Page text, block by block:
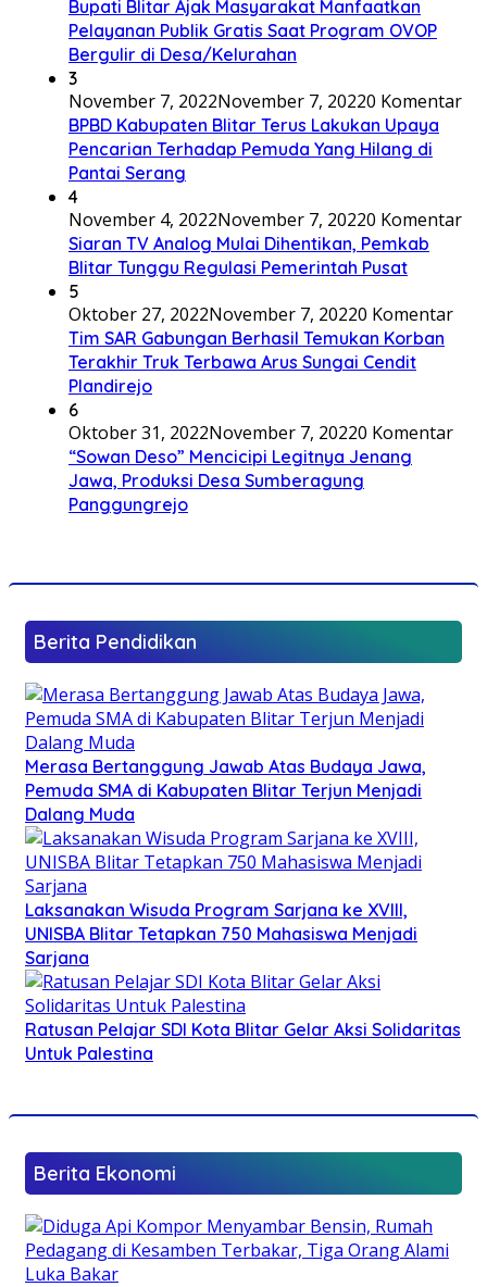
Bupati Blitar Ajak Masyarakat Manfaatkan
Pelayanan Publik Gratis Saat Program OVOP
Bergulir di Desa/Kelurahan
3
November 7, 2022November 7, 20220 Komentar
BPBD Kabupaten Blitar Terus Lakukan Upaya
Pencarian Terhadap Pemuda Yang Hilang di
Pantai Serang
4
November 4, 2022November 7, 20220 Komentar
Siaran TV Analog Mulai Dihentikan, Pemkab
Blitar Tunggu Regulasi Pemerintah Pusat
5
Oktober 27, 2022November 7, 20220 Komentar
Tim SAR Gabungan Berhasil Temukan Korban
Terakhir Truk Terbawa Arus Sungai Cendit
Plandirejo
6
Oktober 31, 2022November 7, 20220 Komentar
“Sowan Deso” Mencicipi Legitnya Jenang
Jawa, Produksi Desa Sumberagung
Panggungrejo
Berita Pendidikan
Merasa Bertanggung Jawab Atas Budaya Jawa,
Pemuda SMA di Kabupaten Blitar Terjun Menjadi
Dalang Muda
Laksanakan Wisuda Program Sarjana ke XVIII,
UNISBA Blitar Tetapkan 750 Mahasiswa Menjadi
Sarjana
Ratusan Pelajar SDI Kota Blitar Gelar Aksi Solidaritas
Untuk Palestina
Berita Ekonomi